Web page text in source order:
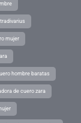
mujer
hombre baratas
de cuero zara